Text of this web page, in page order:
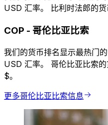
USD 汇率。 比利时法郎的货
COP - 哥伦比亚比索
我们的货币排名显示最热门
USD 汇率。 哥伦比亚比索
$。
更多哥伦比亚比索信息